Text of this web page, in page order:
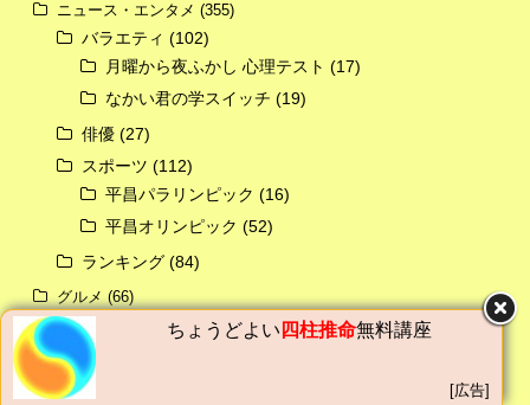
ニュース・エンタメ (355)
バラエティ (102)
月曜から夜ふかし 心理テスト (17)
なかい君の学スイッチ (19)
俳優 (27)
スポーツ (112)
平昌パラリンピック (16)
平昌オリンピック (52)
ランキング (84)
グルメ (66)
キッチン
生活用品
生活情報
ちょうどよい 四柱推命無料講座
[広告]